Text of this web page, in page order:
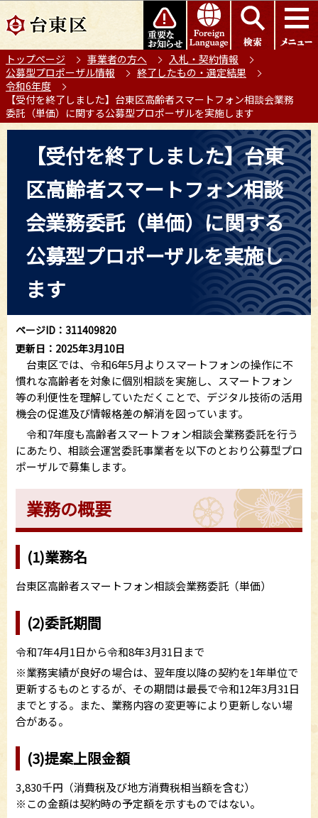
の
ー
ジ
先
頭
このページの本文へ移動
トップページ 事業者の方へ
入札・契約情報
公募型プロポーザル情報
終了したもの・選定結果
令和6年度
【受付を終了しました】台東区高齢者スマートフォン相談会業務
委託（単価）に関する公募型プロポーザルを実施します
【受付を終了しました】台東
区高齢者スマートフォン相談
会業務委託（単価）に関する
公募型プロポーザルを実施し
ます
ページID：311409820
更新日：2025年3月10日
台東区では、令和6年5月よりスマートフォンの操作に不
慣れな高齢者を対象に個別相談を実施し、スマートフォン
等の利便性を理解していただくことで、デジタル技術の活用
機会の促進及び情報格差の解消を図っています。
令和7年度も高齢者スマートフォン相談会業務委託を行う
にあたり、相談会運営委託事業者を以下のとおり公募型プロ
ポーザルで募集します。
業務の概要
(1)業務名
台東区高齢者スマートフォン相談会業務委託（単価）
(2)委託期間
令和7年4月1日から令和8年3月31日まで
※業務実績が良好の場合は、翌年度以降の契約を1年単位で
更新するものとするが、その期間は最長で令和12年3月31日
までとする。また、業務内容の変更等により更新しない場
合がある。
(3)提案上限金額
3,830千円（消費税及び地方消費税相当額を含む）
※この金額は契約時の予定額を示すものではない。